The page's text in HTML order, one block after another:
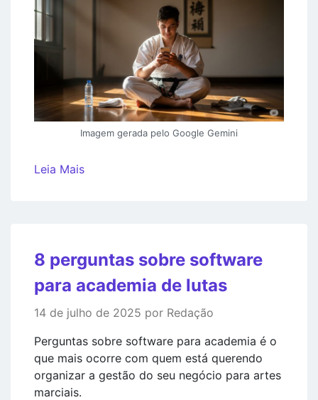
Imagem gerada pelo Google Gemini
Leia Mais
8 perguntas sobre software
para academia de lutas
14 de julho de 2025 por Redação
Perguntas sobre software para academia é o
que mais ocorre com quem está querendo
organizar a gestão do seu negócio para artes
marciais.